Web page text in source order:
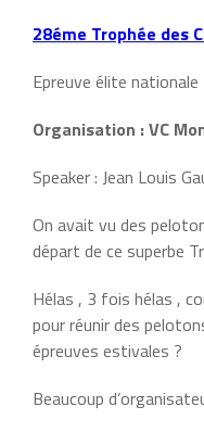
28éme Trophée des
Epreuve élite nationale
Organisation : VC
Speaker : Jean Louis
On avait vu des
départ de ce superbe
Hélas , 3 fois hélas ,
pour réunir des
épreuves estivales ?
Beaucoup